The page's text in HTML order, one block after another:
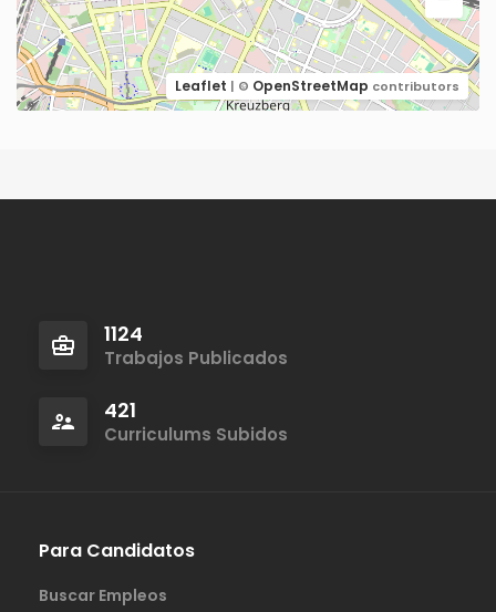
Leaflet | © OpenStreetMap contributors
1124
Trabajos Publicados
421
Curriculums Subidos
Para Candidatos
Buscar Empleos